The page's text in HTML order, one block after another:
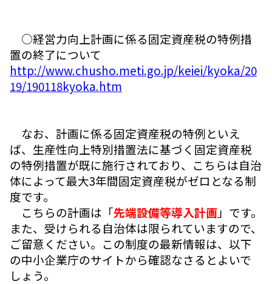
○経営力向上計画に係る固定資産税の特例措
置の終了について
http://www.chusho.meti.go.jp/keiei/kyoka/20
19/190118kyoka.htm
なお、計画に係る固定資産税の特例といえ
ば、生産性向上特別措置法に基づく固定資産税
の特例措置が既に施行されており、こちらは自治
体によって最大3年間固定資産税がゼロとなる制
度です。
こちらの計画は「先端設備等導入計画」です。
また、受けられる自治体は限られていますので、
ご留意ください。この制度の最新情報は、以下
の中小企業庁のサイトから確認なさるとよいで
しょう。